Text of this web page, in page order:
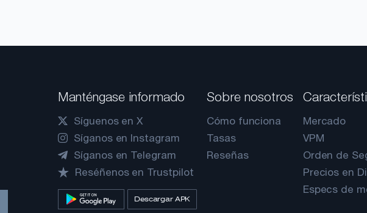
Manténgase informado
Síguenos en X
Síganos en Instagram
Síganos en Telegram
Reséñenos en Trustpilot
Descargar APK
Sobre nosotros
Cómo funciona
Tasas
Reseñas
Mercado
VPM
Orden de
Precios en
Especs de